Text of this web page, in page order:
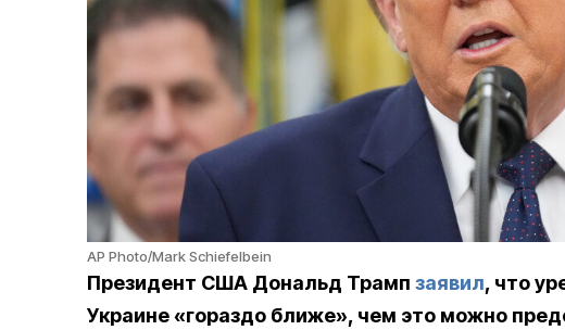
AP Photo/Mark Schiefelbein
Президент США Дональд Трамп заявил, что
Украине «гораздо ближе», чем это можно